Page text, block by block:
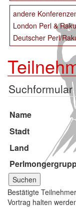
andere
London Perl &
Deutscher Perl/
Suchformular
Name
Stadt
Land
Bestätigte
Vortrag halten